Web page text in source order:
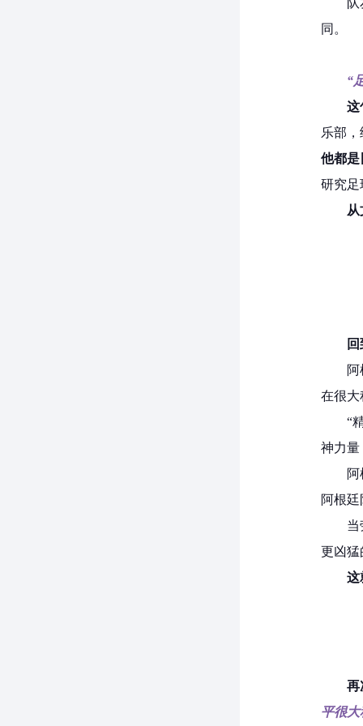
同。
“
这
乐部
他都
研究足
在很大
“
神力量
阿根
当
更凶猛
这
再
平很